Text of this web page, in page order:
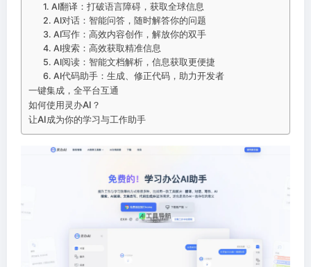
1. AI翻译：打破语言障碍，获取全球信息
2. AI对话：智能问答，随时解答你的问题
3. AI写作：高效内容创作，解放你的双手
4. AI搜索：高效获取精准信息
5. AI阅读：智能文档解析，信息获取更便捷
6. AI代码助手：生成、修正代码，助力开发者
一键集成，全平台互通
如何使用灵办AI？
让AI成为你的学习与工作助手